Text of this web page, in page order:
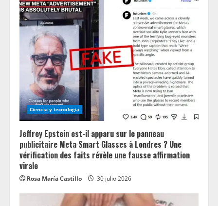
Ciencia y tecnologia
Jeffrey Epstein est-il apparu sur le panneau
publicitaire Meta Smart Glasses à Londres ? Une
vérification des faits révèle une fausse affirmation
virale
Rosa María Castillo 30 julio 2026